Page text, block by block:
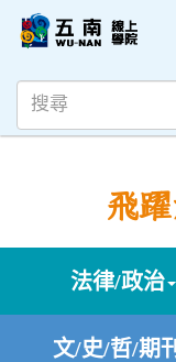
飛
法律/政治
文/史/哲/期刊